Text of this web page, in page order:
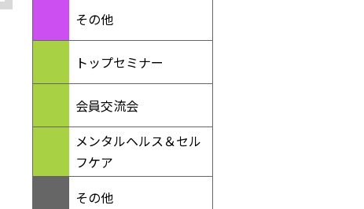
その他
トップセミナー
会員交流会
メンタルヘルス＆セル
フケア
その他